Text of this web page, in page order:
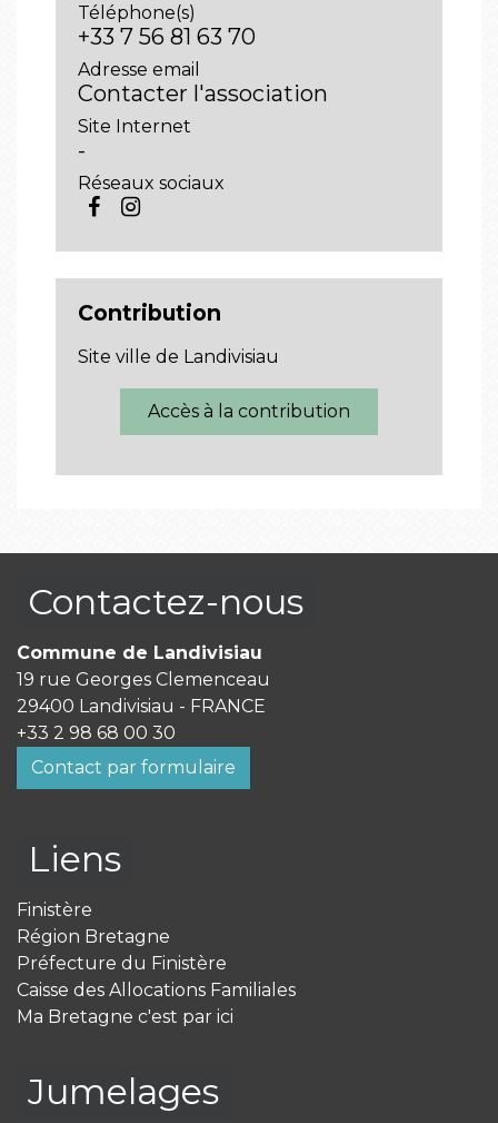
Téléphone(s)
+33 7 56 81 63 70
Adresse email
Contacter l'association
Site Internet
-
Réseaux sociaux
Contribution
Site ville de Landivisiau
Accès à la contribution
Contactez-nous
Commune de Landivisiau
19 rue Georges Clemenceau
29400 Landivisiau - FRANCE
+33 2 98 68 00 30
Contact par formulaire
Liens
Finistère
Région Bretagne
Préfecture du Finistère
Caisse des Allocations Familiales
Ma Bretagne c'est par ici
Jumelages